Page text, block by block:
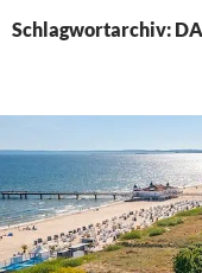
Schlagwortarchiv: